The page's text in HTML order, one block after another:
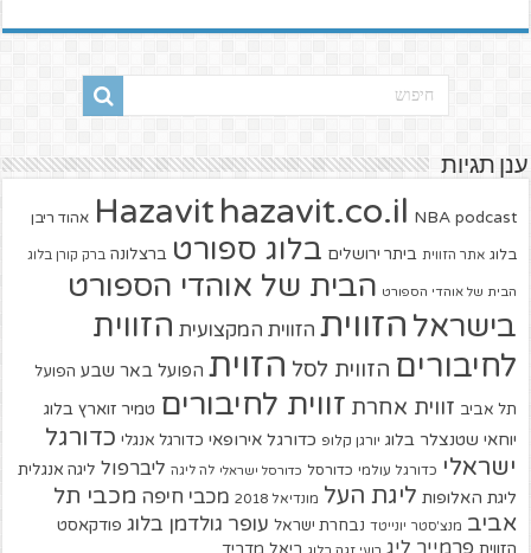
ענן תגיות
Hazavit hazavit.co.il NBA podcast אהוד ריבן
בלוג אתר הזווית ביתר ירושלים בלוג ספורט ברצלונה ברק קורן בלוג
הבית של אוהדי הספורט הבית של אוהדי הספורט
בישראל הזווית הזווית המקצועית הזווית
לחיבורים הזווית לסל הזוית הפועל באר שבע הפועל
תל אביב זווית אחרת זווית לחיבורים טמיר זוארץ בלוג
יוחאי שטנצלר בלוג יורגן קלופ כדורגל אירופאי כדורגל אנגלי כדורגל
ישראלי כדורגל עולמי כדורסל כדורסל ישראלי לה ליגה ליברפול ליגה אנגלית
ליגת האלופות ליגת העל מונדיאל 2018 מכבי חיפה מכבי תל
אביב מנצ'סטר יונייטד נבחרת ישראל עופר גולדמן בלוג פודקאסט
הזווית פרמייר ליג רועי זגה בלוג ריאל מדריד